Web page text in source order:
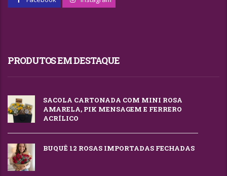
PRODUTOS EM DESTAQUE
SACOLA CARTONADA COM MINI ROSA
AMARELA, PIK MENSAGEM E FERRERO
ACRÍLICO
BUQUÊ 12 ROSAS IMPORTADAS FECHADAS